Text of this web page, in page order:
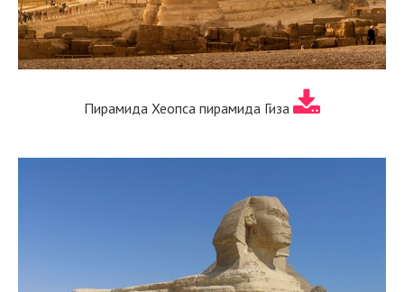
Пирамида Хеопса пирамида Гиза